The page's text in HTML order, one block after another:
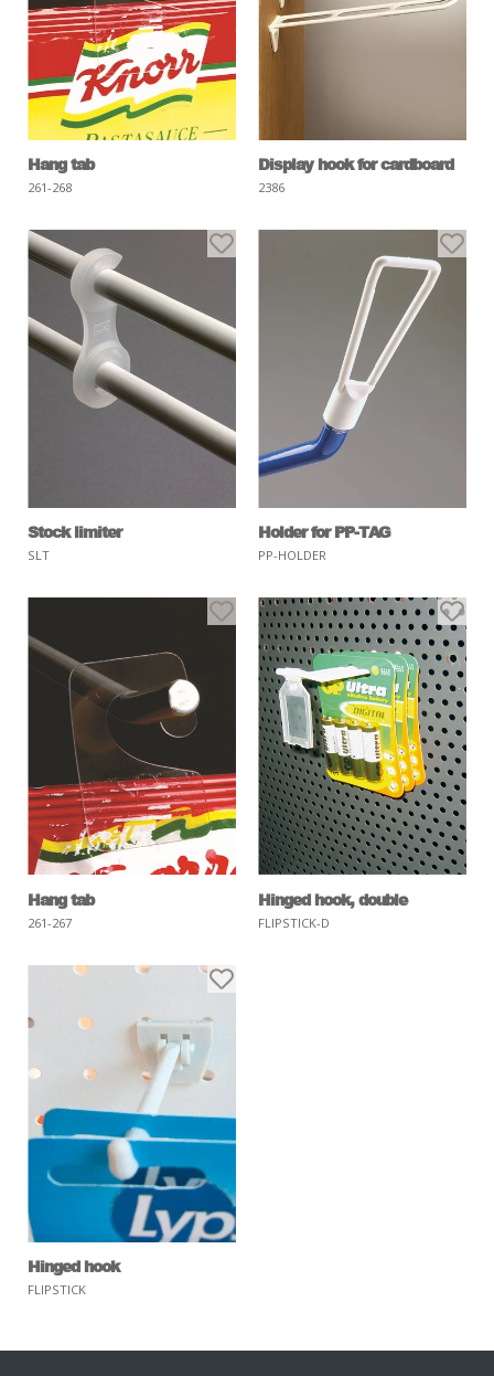
Hang tab
261-268
Display hook for cardboard
2386
Stock limiter
SLT
Holder for PP-TAG
PP-HOLDER
Hang tab
261-267
Hinged hook, double
FLIPSTICK-D
Hinged hook
FLIPSTICK